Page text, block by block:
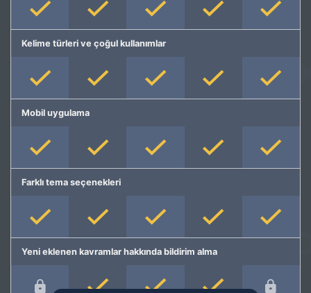
Kelime türleri ve çoğul kullanımlar
Mobil uygulama
Farklı tema seçenekleri
Yeni eklenen kavramlar hakkında bildirim alma